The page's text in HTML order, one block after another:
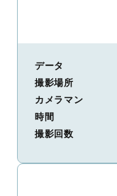
データ
撮影場所
カメラマン
時間
撮影回数